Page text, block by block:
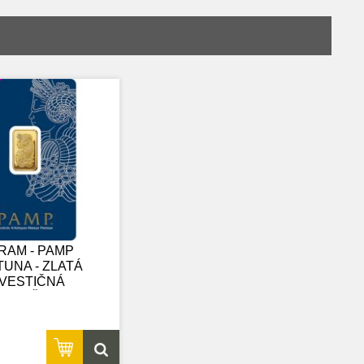
- PAMP
- ZLATÁ